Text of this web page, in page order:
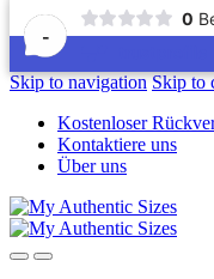
-
0
Skip to navigation Skip to
Kostenloser
Kontaktiere uns
Über uns